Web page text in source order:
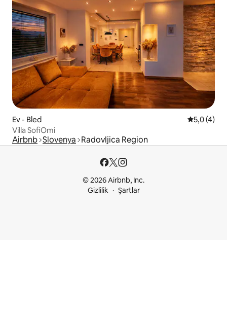
Ev - Bled 55,0 (4)
Villa SofiOmi
Airbnb Slovenya Radovljica Region
© 2026 Airbnb, Inc.
Gizlilik
Şartlar